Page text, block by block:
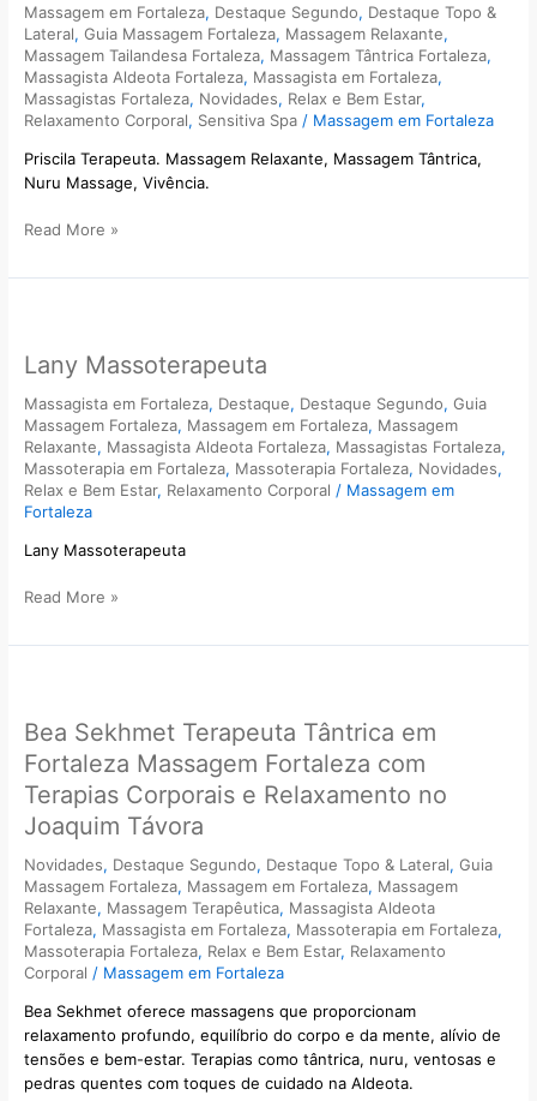
Massagem em Fortaleza, Destaque Segundo, Destaque Topo &
Lateral,Guia Massagem Fortaleza, Massagem Relaxante,
Massagem Tailandesa Fortaleza, Massagem Tântrica Fortaleza,
Massagista Aldeota Fortaleza, Massagista em Fortaleza,
Massagistas Fortaleza, Novidades, Relax e Bem Estar,
Relaxamento Corporal, Sensitiva Spa / Massagem em Fortaleza
Priscila Terapeuta. Massagem Relaxante, Massagem Tântrica,
Nuru Massage, Vivência.
Read More »
Lany Massoterapeuta
Massagista em Fortaleza, Destaque, Destaque Segundo,Guia
Massagem Fortaleza, Massagem em Fortaleza, Massagem
Relaxante, Massagista Aldeota Fortaleza, Massagistas Fortaleza,
Massoterapia em Fortaleza, Massoterapia Fortaleza, Novidades,
Relax e Bem Estar, Relaxamento Corporal / Massagem em
Fortaleza
Lany Massoterapeuta
Read More »
Bea Sekhmet Terapeuta Tântrica em
Fortaleza Massagem Fortaleza com
Terapias Corporais e Relaxamento no
Joaquim Távora
Novidades, Destaque Segundo, Destaque Topo & Lateral,Guia
Massagem Fortaleza, Massagem em Fortaleza, Massagem
Relaxante, Massagem Terapêutica, Massagista Aldeota
Fortaleza, Massagista em Fortaleza, Massoterapia em Fortaleza,
Massoterapia Fortaleza, Relax e Bem Estar, Relaxamento
Corporal / Massagem em Fortaleza
Bea Sekhmet oferece massagens que proporcionam
relaxamento profundo, equilíbrio do corpo e da mente, alívio de
tensões e bem-estar. Terapias como tântrica, nuru, ventosas e
pedras quentes com toques de cuidado na Aldeota.
Terapeuta
Tântrica
em
Fortaleza
Massagem
com
Terapias
Corporais
e
Relaxamento
Joaquim
Távora